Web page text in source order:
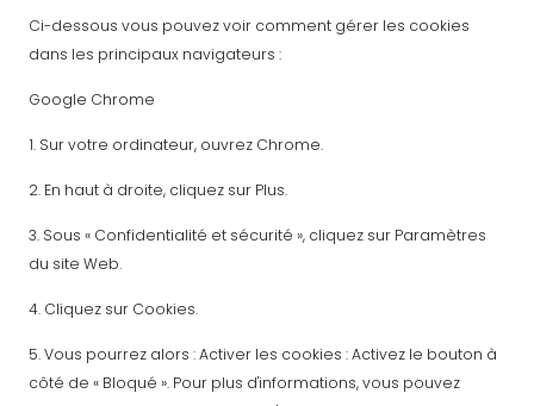
Ci-dessous vous pouvez voir comment gérer les cookies
dans les principaux navigateurs :
Google Chrome
1. Sur votre ordinateur, ouvrez Chrome.
2. En haut à droite, cliquez sur Plus.
3. Sous « Confidentialité et sécurité », cliquez sur Paramètres
du site Web.
4. Cliquez sur Cookies.
5. Vous pourrez alors : Activer les cookies : Activez le bouton à
côté de « Bloqué ». Pour plus d'informations, vous pouvez